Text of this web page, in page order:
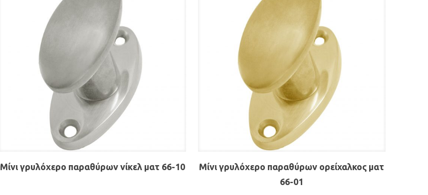
Μίνι γρυλόχερο παραθύρων νίκελ ματ 66-10
Μίνι γρυλόχερο παραθύρων ορείχαλκος ματ
66-01